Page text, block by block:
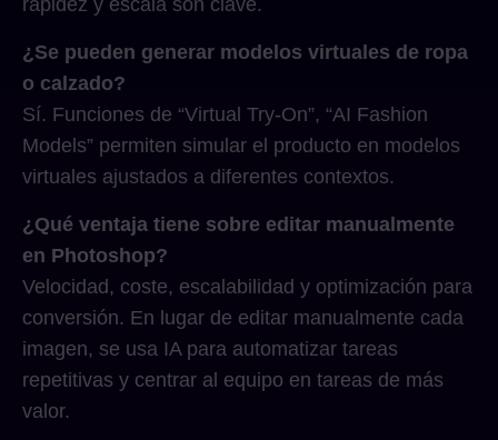
rapidez y escala son clave.
¿Se pueden generar modelos virtuales de ropa
o calzado?
Sí. Funciones de “Virtual Try-On”, “AI Fashion
Models” permiten simular el producto en modelos
virtuales ajustados a diferentes contextos.
¿Qué ventaja tiene sobre editar manualmente
en Photoshop?
Velocidad, coste, escalabilidad y optimización para
conversión. En lugar de editar manualmente cada
imagen, se usa IA para automatizar tareas
repetitivas y centrar al equipo en tareas de más
valor.